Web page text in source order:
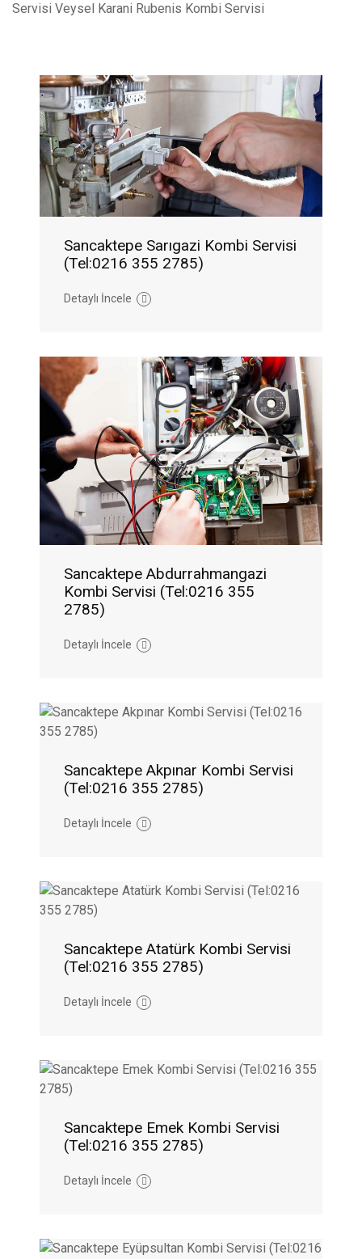
Servisi Veysel Karani Rubenis Kombi Servisi
Sancaktepe Sarıgazi Kombi Servisi
(Tel:0216 355 2785)
Detaylı İncele
Sancaktepe Abdurrahmangazi
Kombi Servisi (Tel:0216 355
2785)
Detaylı İncele
Sancaktepe Akpınar Kombi Servisi
(Tel:0216 355 2785)
Detaylı İncele
Sancaktepe Atatürk Kombi Servisi
(Tel:0216 355 2785)
Detaylı İncele
Sancaktepe Emek Kombi Servisi
(Tel:0216 355 2785)
Detaylı İncele